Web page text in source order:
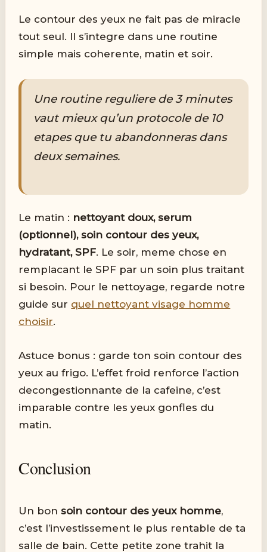
Le contour des yeux ne fait pas de miracle
tout seul. Il s’integre dans une routine
simple mais coherente, matin et soir.
Une routine reguliere de 3 minutes
vaut mieux qu’un protocole de 10
etapes que tu abandonneras dans
deux semaines.
Le matin : nettoyant doux, serum
(optionnel), soin contour des yeux,
hydratant, SPF. Le soir, meme chose en
remplacant le SPF par un soin plus traitant
si besoin. Pour le nettoyage, regarde notre
guide sur quel nettoyant visage homme
choisir.
Astuce bonus : garde ton soin contour des
yeux au frigo. L’effet froid renforce l’action
decongestionnante de la cafeine, c’est
imparable contre les yeux gonfles du
matin.
Conclusion
Un bonsoin contour des yeux homme,
c’est l’investissement le plus rentable de ta
salle de bain. Cette petite zone trahit la